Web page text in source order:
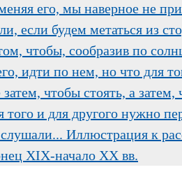
его, мы наверное не
если будем метаться из
чтобы, сообразив по
идти по нем, но что для
чтобы стоять, а
и для другого нужно
Иллюстрация к
XIX-начало ХХ вв.